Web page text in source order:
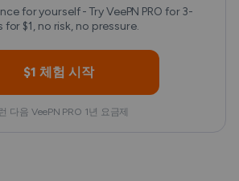
for yourself - Try VeePN PRO for 3-
for $1, no risk, no pressure.
$1 체험 시작
다음 VeePN PRO 1년 요금제